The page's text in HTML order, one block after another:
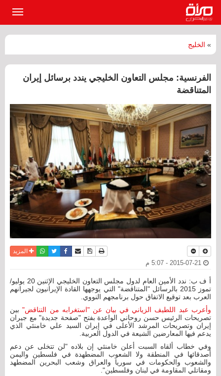
» الخليج
الفرنسية: مجلس التعاون الخليجي يندد برسائل إيران
المتناقضة
نسخة للطباعة
حفظ الموضوع
أرسل الى صديق
فيسبوكتويترواتسابالمزيد
أ ف ب: ندد الأمين العام لدول مجلس التعاون الخليجي الإثنين 20 يوليو/
تموز 2015 بالرسائل "المتناقضة" التي يوجهها القادة الإيرانيون لجيرانهم
العرب بعد توقيع الاتفاق حول برنامجهم النووي.
وأعرب عبد اللطيف الزياني في بيان عن "استغرابه من التناقض" بين
تصريحات الرئيس حسن روحاني الواعدة بفتح "صفحة جديدة" مع جيران
إيران وتصريحات المرشد الأعلى في إيران السيد علي خامنئي الذي
يدعم فيها المعارضين الشيعة في الدول العربية.
وفي خطاب ألقاه السبت أعلن خامنئي إن بلاده "لن تتخلى عن دعم
أصدقائها في المنطقة ولا الشعوب المضطهدة في فلسطين واليمن
والشعوب والحكومات في سوريا والعراق وشعب البحرين المضطهد
ومقاتلي المقاومة في لبنان وفلسطين".